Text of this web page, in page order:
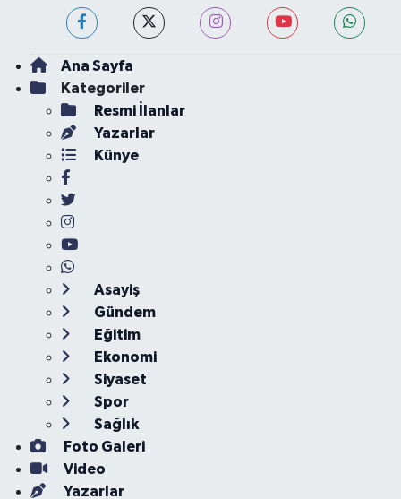
Ana Sayfa
Kategoriler
Resmi İlanlar
Yazarlar
Künye
Asayiş
Gündem
Eğitim
Ekonomi
Siyaset
Spor
Sağlık
Foto Galeri
Video
Yazarlar